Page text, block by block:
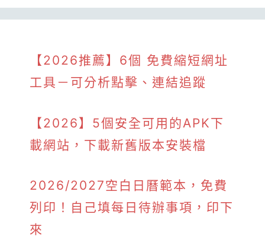
【2026推薦】6個 免費縮短網址
工具－可分析點擊、連結追蹤
【2026】5個安全可用的APK下
載網站，下載新舊版本安裝檔
2026/2027空白日曆範本，免費
列印！自己填每日待辦事項，印下
來